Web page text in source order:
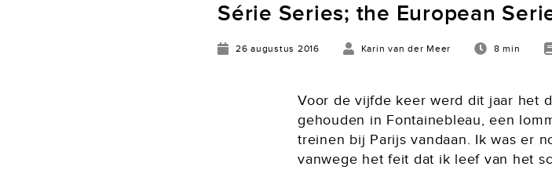
Série Series; the European
26 augustus 2016 Karin van der Meer 8 min
Voor de vijfde keer werd dit jaar het
gehouden in Fontainebleau, een
treinen bij Parijs vandaan. Ik was er
vanwege het feit dat ik leef van het